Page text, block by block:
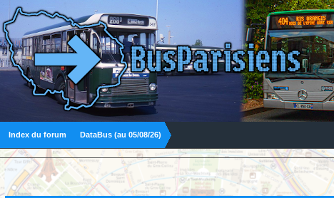
Index du forum DataBus (au 05/08/26)